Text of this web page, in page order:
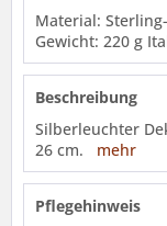
Material:
Gewicht: 220 g
Beschreibung
Silberleuchter
26 cm. mehr
Pflegehinweis